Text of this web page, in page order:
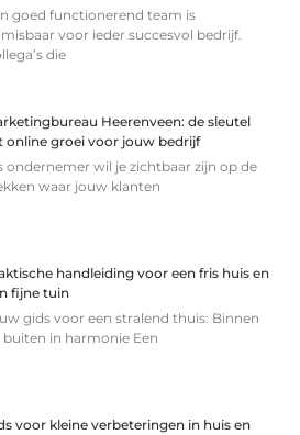
goed functionerend team is
voor ieder succesvol bedrijf.
die
Heerenveen: de sleutel
online groei voor jouw bedrijf
ondernemer wil je zichtbaar zijn op de
waar jouw klanten
handleiding voor een fris huis en
fijne tuin
gids voor een stralend thuis: Binnen
buiten in harmonie Een
voor kleine verbeteringen in huis en